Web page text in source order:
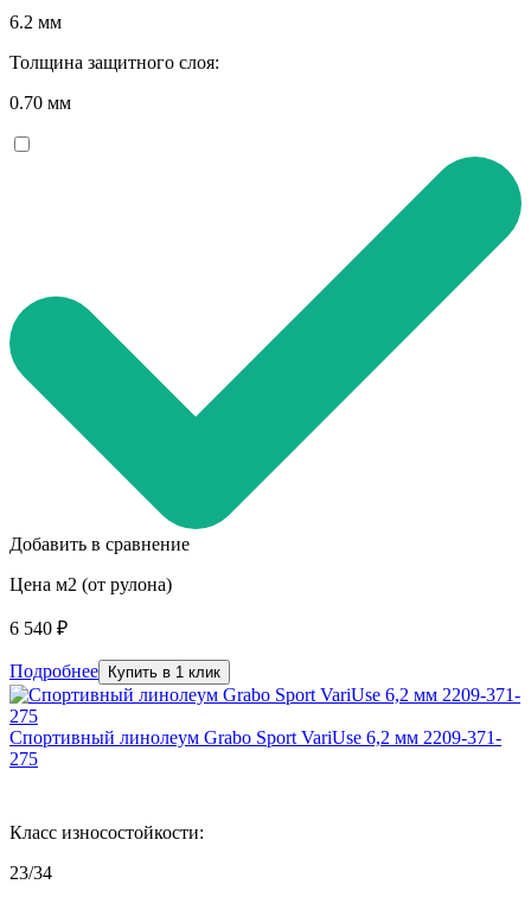
6.2 мм
Толщина защитного слоя:
0.70 мм
Добавить в сравнение
Цена м2 (от рулона)
6 540 ₽
Подробнее Купить в 1 клик
Спортивный линолеум Grabo Sport VariUse 6,2 мм 2209-371-
275
Класс износостойкости:
23/34